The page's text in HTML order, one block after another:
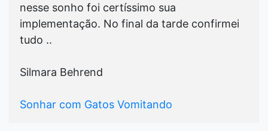
nesse sonho foi certíssimo sua
implementação. No final da tarde confirmei
tudo ..
Silmara Behrend
Sonhar com Gatos Vomitando